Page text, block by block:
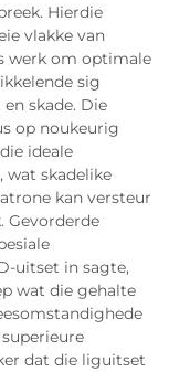
Hierdie
vlakke van
werk om optimale
sig
skade. Die
op noukeurig
ideale
wat skadelike
kan versteur
Gevorderde
uitset in sagte,
wat die gehalte
dat die liguitset